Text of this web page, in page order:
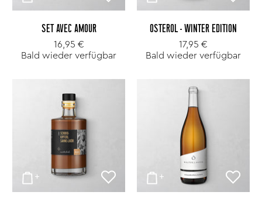
SET AVEC AMOUR
16,95 €
Bald wieder verfügbar
OSTEROL - WINTER EDITION
17,95 €
Bald wieder verfügbar